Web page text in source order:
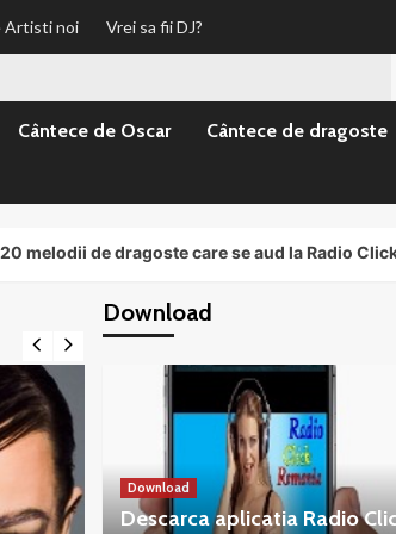
Artisti noi Vrei sa fii DJ?
Cântece de Oscar Cântece de dragoste
de dragoste care se aud la Radio Click Romania
Download
Download
Descarca aplicatia Radio